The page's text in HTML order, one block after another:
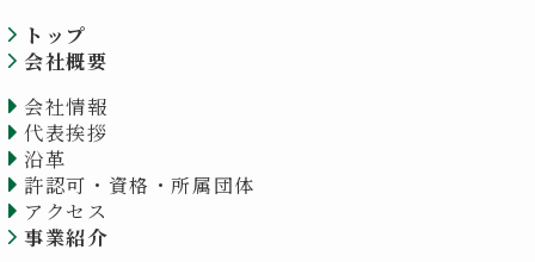
トップ
会社概要
会社情報
代表挨拶
沿革
許認可・資格・所属団体
アクセス
事業紹介